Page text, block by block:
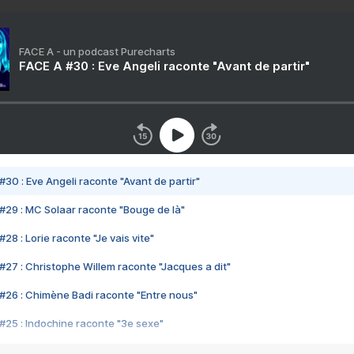
FACE A - un podcast Purecharts
FACE A #30 : Eve Angeli raconte "Avant de partir"
#30 : Eve Angeli raconte "Avant de partir"
#29 : MC Solaar raconte "Bouge de là"
#28 : Lorie raconte "Je vais vite"
#27 : Christophe Willem raconte "Jacques a dit"
#26 : Chimène Badi raconte "Entre nous"
#25 : Indochine raconte "3e sexe"